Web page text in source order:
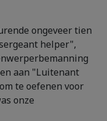
ongeveer tien
helper",
aan "Luitenant
te oefenen voor
onze